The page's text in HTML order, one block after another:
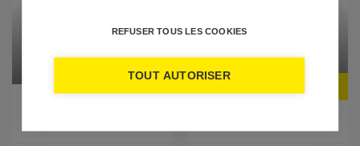
REFUSER TOUS LES COOKIES
TOUT AUTORISER
Prix